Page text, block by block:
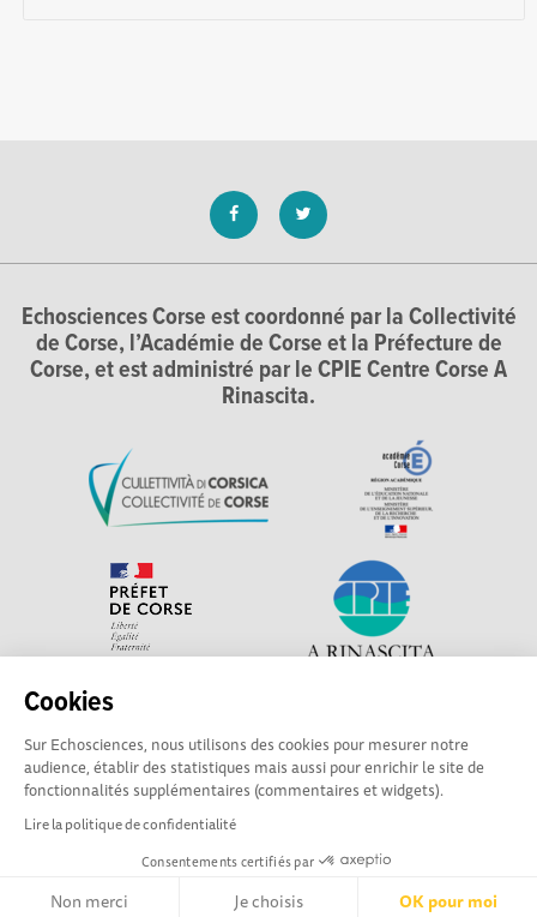
Cookies
Sur Echosciences, nous utilisons des cookies pour mesurer notre
audience, établir des statistiques mais aussi pour enrichir le site de
fonctionnalités supplémentaires (commentaires et widgets).
Lire la politique de confidentialité
Consentements certifiés par
Non merci Je choisis OK pour moi
Echosciences Corse est coordonné par la Collectivité
de Corse, l’Académie de Corse et la Préfecture de
Corse, et est administré par le CPIE Centre Corse A
Rinascita.
Corse, le réseau social des acteurs de sciences et de
technologie du territoire. Contact : contact-csti@cpie-
centrecorse.fr
Mentions légales|Politique de confidentialité
Ligne éditoriale